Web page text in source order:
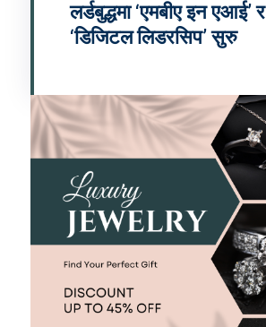
लर्डबुद्धमा ‘एमबीए इन एआई’ र
‘डिजिटल लिडरसिप’ सुरु